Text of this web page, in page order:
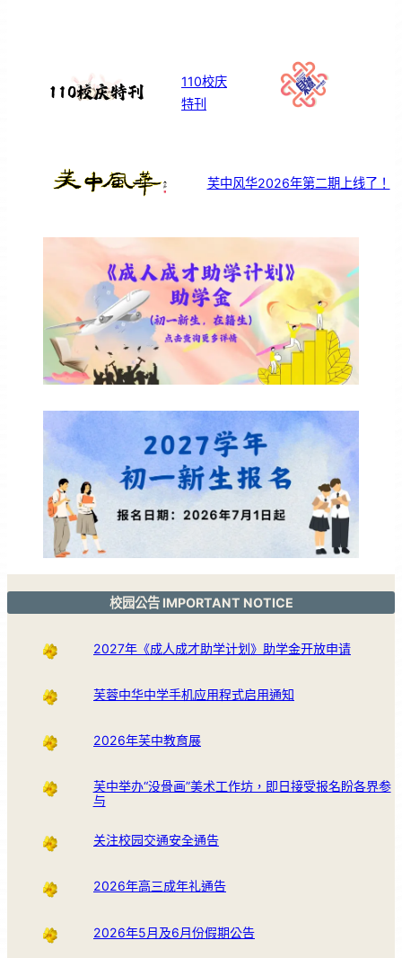
110校庆
特刊
芙中风华2026年第二期上线了！
校园公告 IMPORTANT NOTICE
2027年《成人成才助学计划》助学金开放申请
芙蓉中华中学手机应用程式启用通知
2026年芙中教育展
芙中举办“没骨画”美术工作坊，即日接受报名盼各界参
与
关注校园交通安全通告
2026年高三成年礼通告
2026年5月及6月份假期公告